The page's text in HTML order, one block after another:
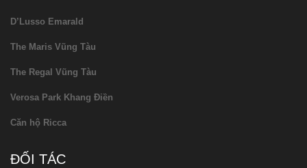
D’Lusso Emarald
The Maris Vũng Tàu
The Regal Vũng Tàu
Verosa Park Khang Điền
Căn hộ Ricca
ĐỐI TÁC